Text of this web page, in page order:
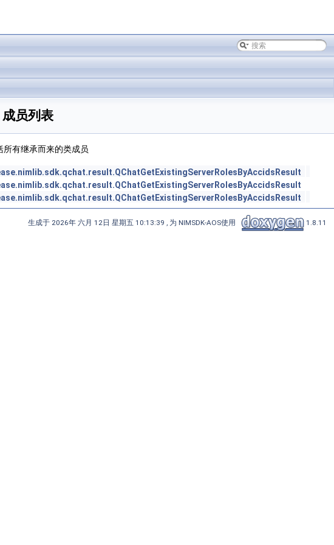
员列表
所有继承而来的类成员
生成于 2026年 六月 12日 星期五 10:13:39 , 为 NIMSDK-AOS使用 1.8.11